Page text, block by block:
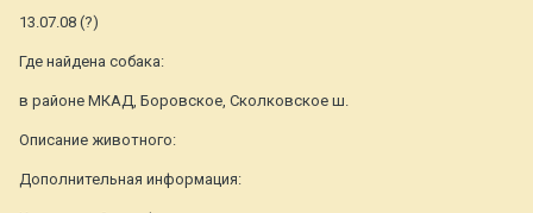
13.07.08 (?)
Где найдена собака:
в районе МКАД, Боровское, Сколковское ш.
Описание животного:
Дополнительная информация: